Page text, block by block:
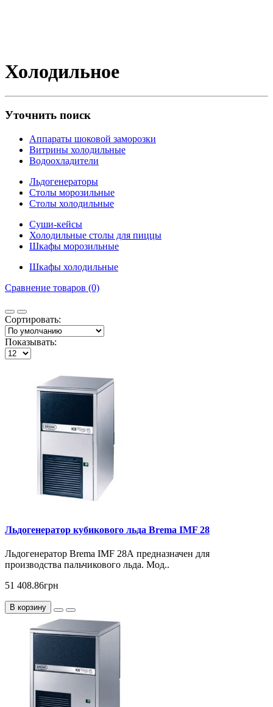
Холодильное
Уточнить поиск
Аппараты шоковой замoрoзки
Витрины холодильные
Водоохладители
Льдогенераторы
Столы морозильные
Столы холодильные
Суши-кейсы
Холодильные столы для пиццы
Шкафы морозильные
Шкафы холодильные
Сравнение товаров (0)
Сортировать:
Показывать:
Льдогенератор кубикового льда Brema IMF 28
Льдогенератор Brema IMF 28А предназначен для
производства пальчикового льда. Мод..
51 408.86грн
В корзину